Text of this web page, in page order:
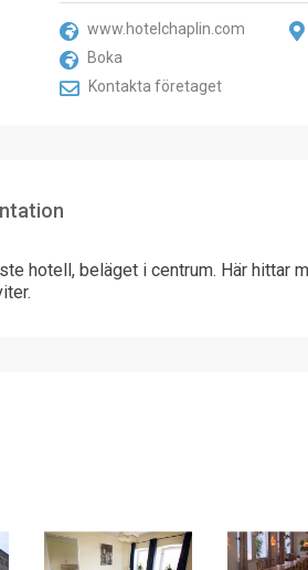
www.hotelchaplin.com
Boka
Kontakta företaget
hotell, beläget i centrum. Här hittar